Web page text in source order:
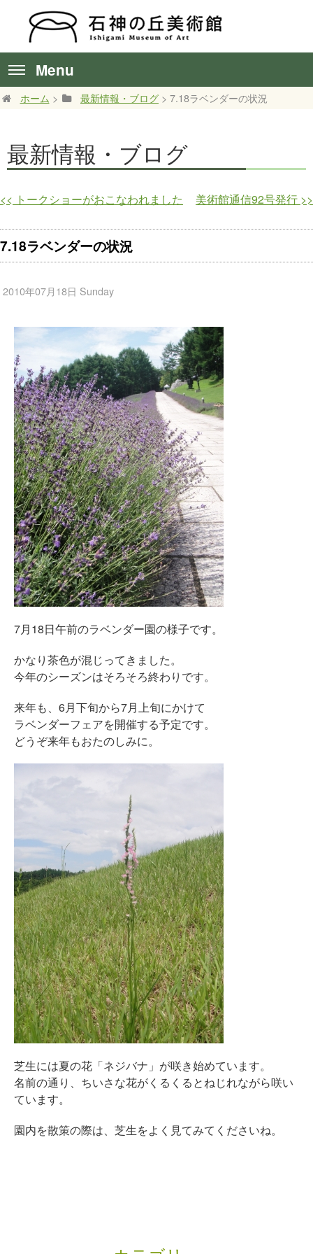
Menu
ホーム > 最新情報・ブログ > 7.18ラベンダーの状況
最新情報・ブログ
<< トークショーがおこなわれました 美術館通信92号発行 >>
7.18ラベンダーの状況
2010年07月18日 Sunday
7月18日午前のラベンダー園の様子です。
かなり茶色が混じってきました。
今年のシーズンはそろそろ終わりです。
来年も、6月下旬から7月上旬にかけて
ラベンダーフェアを開催する予定です。
どうぞ来年もおたのしみに。
芝生には夏の花「ネジバナ」が咲き始めています。
名前の通り、ちいさな花がくるくるとねじれながら咲い
ています。
園内を散策の際は、芝生をよく見てみてくださいね。